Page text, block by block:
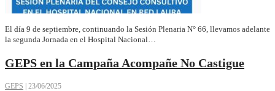
El día 9 de septiembre, continuando la Sesión Plenaria N° 66, llevamos adelante
la segunda Jornada en el Hospital Nacional…
GEPS en la Campaña Acompañe No Castigue
GEPS | 23/06/2025